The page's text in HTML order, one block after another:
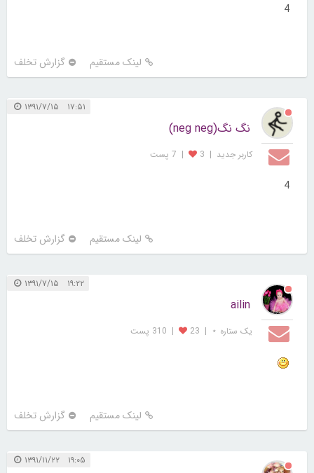
4
لینک مستقیم گزارش تخلف
۱۷:۵۱ ۱۳۹۱/۷/۱۵
نگ نگ(neg neg)
کاربر جديد |
3
| 7 پست
4
لینک مستقیم گزارش تخلف
۱۹:۲۲ ۱۳۹۱/۷/۱۵
ailin
یک ستاره ⋆ |
23
| 310 پست
لینک مستقیم گزارش تخلف
۱۹:۰۵ ۱۳۹۱/۱۱/۲۲